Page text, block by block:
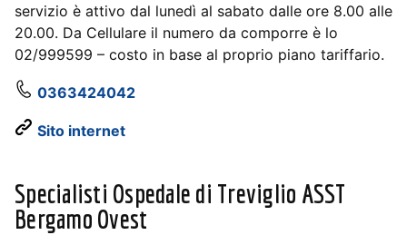
servizio è attivo dal lunedì al sabato dalle ore 8.00 alle
20.00. Da Cellulare il numero da comporre è lo
02/999599 – costo in base al proprio piano tariffario.
0363424042
Sito internet
Specialisti Ospedale di Treviglio ASST
Bergamo Ovest